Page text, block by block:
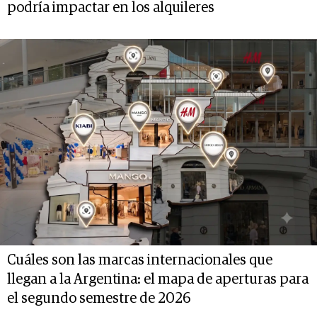
podría impactar en los alquileres
Cuáles son las marcas internacionales que
llegan a la Argentina: el mapa de aperturas para
el segundo semestre de 2026